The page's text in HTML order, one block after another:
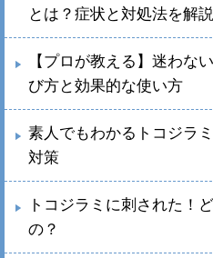
とは？症状と対処法を解説
【プロが教える】迷わな
び方と効果的な使い方
素人でもわかるトコジラ
対策
トコジラミに刺された！
の？